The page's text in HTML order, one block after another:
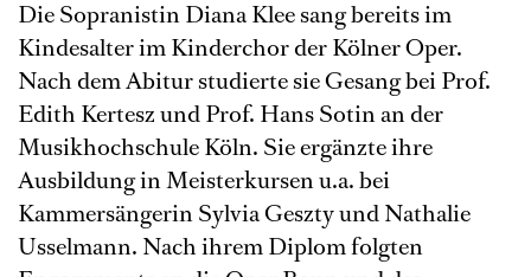
Die Sopranistin Diana Klee sang bereits im
Kindesalter im Kinderchor der Kölner Oper.
Nach dem Abitur studierte sie Gesang bei Prof.
Edith Kertesz und Prof. Hans Sotin an der
Musikhochschule Köln. Sie ergänzte ihre
Ausbildung in Meisterkursen u.a. bei
Kammersängerin Sylvia Geszty und Nathalie
Usselmann. Nach ihrem Diplom folgten